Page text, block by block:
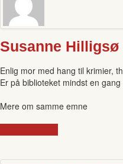
Susanne Hilligsø
Enlig mor med hang til krimier,
Er på biblioteket mindst en
Mere om samme emne